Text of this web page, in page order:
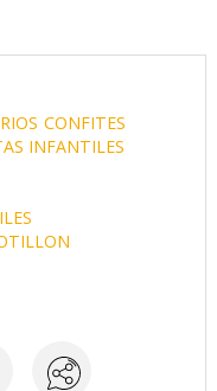
CONFITES
INFANTILES